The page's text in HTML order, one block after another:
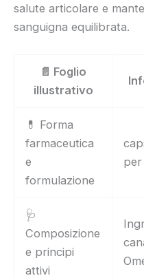
salute articolare e
sanguigna equilibrata.
📄 Foglio
illustrativo
💊 Forma
farmaceutica
e
formulazione
per
🩺
Composizione
e principi
attivi